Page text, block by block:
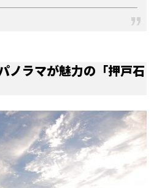
ノラマが魅力の「押戸石